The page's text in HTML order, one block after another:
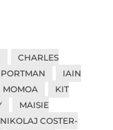
CHARLES
IAIN
MOMOA
KIT
MAISIE
NIKOLAJ COSTER-